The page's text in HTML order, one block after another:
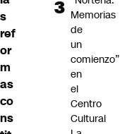
s
ref
or
m
as
co
ns
Memorias
de
un
comienzo”
en
el
Centro
Cultural